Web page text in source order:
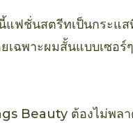
แฟชั่นสตรีทเป็นกระแส
เฉพาะผมสั้นแบบเซอ
Beauty ต้องไม่พลา